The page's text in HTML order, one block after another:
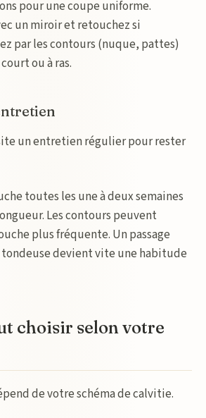
pour une coupe uniforme.
un miroir et retouchez si
par les contours (nuque, pattes)
ou à ras.
un entretien régulier pour rester
toutes les une à deux semaines
Les contours peuvent
plus fréquente. Un passage
tondeuse devient vite une habitude
choisir selon votre
de votre schéma de calvitie.